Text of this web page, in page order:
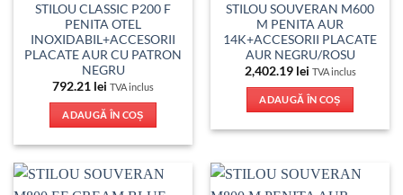
STILOU CLASSIC P200 F
PENITA OTEL
INOXIDABIL+ACCESORII
PLACATE AUR CU PATRON
NEGRU
792.21 lei TVA inclus
ADAUGĂ ÎN COȘ
STILOU SOUVERAN M600
M PENITA AUR
14K+ACCESORII PLACATE
AUR NEGRU/ROSU
2,402.19 lei TVA inclus
ADAUGĂ ÎN COȘ